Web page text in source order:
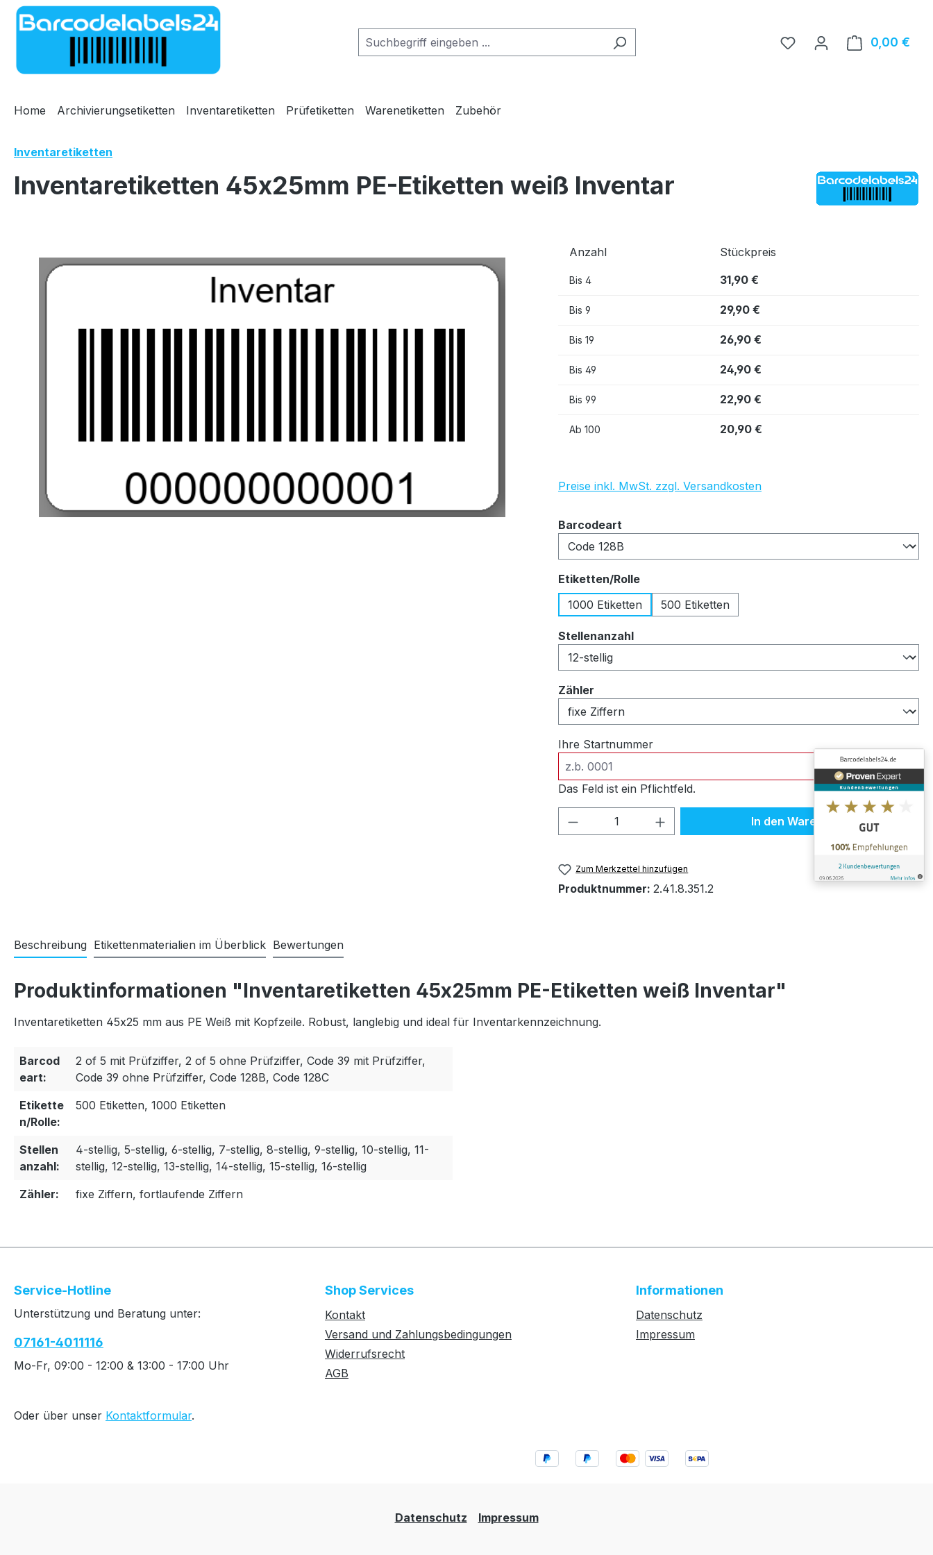
Hauptinhalt springen
Zur Suche springen
Zur Hauptnavigation springen
0,00 €
Home Archivierungsetiketten Inventaretiketten Prüfetiketten Warenetiketten Zubehör
Inventaretiketten
Inventaretiketten 45x25mm PE-Etiketten weiß Inventar
Anzahl Stückpreis
Bis 4 31,90 €
Bis 9 29,90 €
Bis 19 26,90 €
Bis 49 24,90 €
Bis 99 22,90 €
Ab 100 20,90 €
Preise inkl. MwSt. zzgl. Versandkosten
Barcodeart
Etiketten/Rolleauswählen
1000 Etiketten
500 Etiketten
Stellenanzahlauswählen
Zähler
Ihre Startnummer
Das Feld ist ein Pflichtfeld.
Produkt Anzahl: Gib den gewünschten Wert
In den Warenkorb
Zum Merkzettel hinzufügen
Produktnummer: 2.41.8.351.2
Beschreibung Etikettenmaterialien im Überblick Bewertungen
Produktinformationen "Inventaretiketten 45x25mm PE-Etiketten weiß Inventar"
Inventaretiketten 45x25 mm aus PE Weiß mit Kopfzeile. Robust, langlebig und ideal für Inventarkennzeichnung.
Barcod
eart:
2 of 5 mit Prüfziffer, 2 of 5 ohne Prüfziffer, Code 39 mit Prüfziffer,
Code 39 ohne Prüfziffer, Code 128B, Code 128C
Etikette
n/Rolle:
500 Etiketten, 1000 Etiketten
Stellen
anzahl:
4-stellig, 5-stellig, 6-stellig, 7-stellig, 8-stellig, 9-stellig, 10-stellig, 11-
stellig, 12-stellig, 13-stellig, 14-stellig, 15-stellig, 16-stellig
Zähler:
fixe Ziffern, fortlaufende Ziffern
Service-Hotline
Unterstützung und Beratung unter:
07161-4011116
Mo-Fr, 09:00 - 12:00 & 13:00 - 17:00 Uhr
Oder über unser Kontaktformular.
Shop Services
Kontakt
Versand und Zahlungsbedingungen
Widerrufsrecht
AGB
Informationen
Datenschutz
Impressum
Datenschutz Impressum